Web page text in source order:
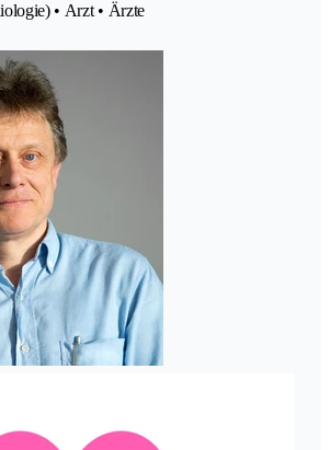
• Arzt • Ärzte